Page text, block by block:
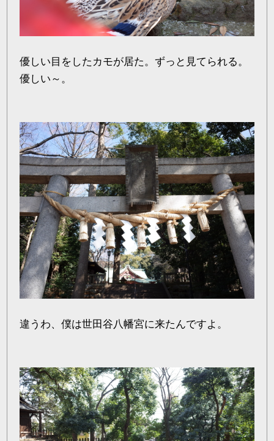
優しい目をしたカモが居た。ずっと見てられる。
優しい～。
違うわ、僕は世田谷八幡宮に来たんですよ。